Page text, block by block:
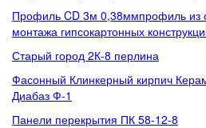
Профиль CD 3м 0,38ммпрофиль из
монтажа гипсокартонных
Старый город 2К-8 перлина
Фасонный Клинкерный кирпич
Диабаз Ф-1
Панели перекрытия ПК 58-12-8